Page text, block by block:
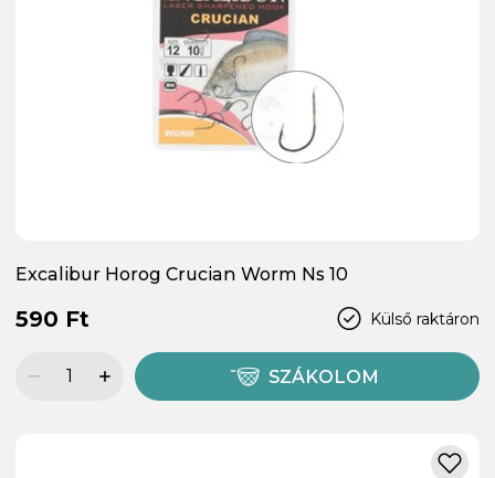
Excalibur Horog Crucian Worm Ns 10
Külső raktáron
590 Ft
SZÁKOLOM